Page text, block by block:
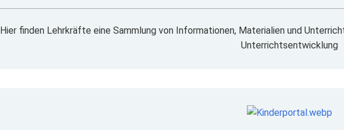
Hier finden Lehrkräfte eine Sammlung von Informationen, Materialien und
Unterrichtsentwicklung